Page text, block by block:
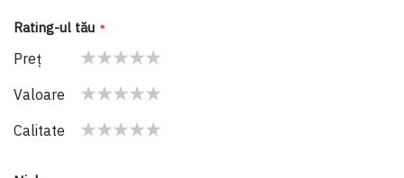
Rating-ul tău
Preţ
star
stars
stars
stars
stars
Valoare
star
stars
stars
stars
stars
Calitate